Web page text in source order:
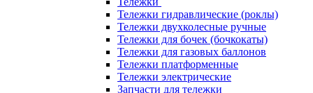
Тележки гидравлические (роклы)
Тележки двухколесные ручные
Тележки для бочек (бочкокаты)
Тележки для газовых баллонов
Тележки платформенные
Тележки электрические
Запчасти для тележки